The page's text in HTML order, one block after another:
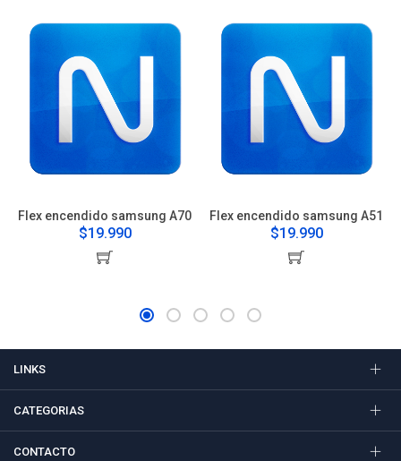
Flex encendido samsung A70
$19.990
Flex encendido samsung A51
$19.990
LINKS
CATEGORIAS
CONTACTO